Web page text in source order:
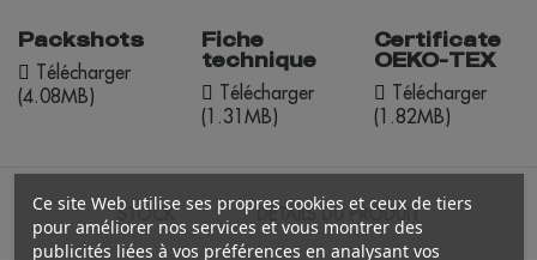
Packshots
Télécharger
(4.08MB)
Fiche
technique
Télécharger
(1.31MB)
Certificate
OEKO-TEX
Télécharger
(1.82MB)
STOCK DÉTAILS DU PRODUIT
Ce site Web utilise ses propres cookies et ceux de tiers
pour améliorer nos services et vous montrer des
publicités liées à vos préférences en analysant vos